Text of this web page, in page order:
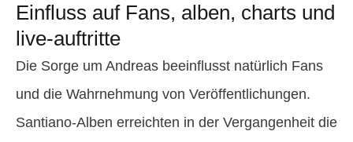
Einfluss auf Fans, alben, charts und
live-auftritte
Die Sorge um Andreas beeinflusst natürlich Fans
und die Wahrnehmung von Veröffentlichungen.
Santiano-Alben erreichten in der Vergangenheit die